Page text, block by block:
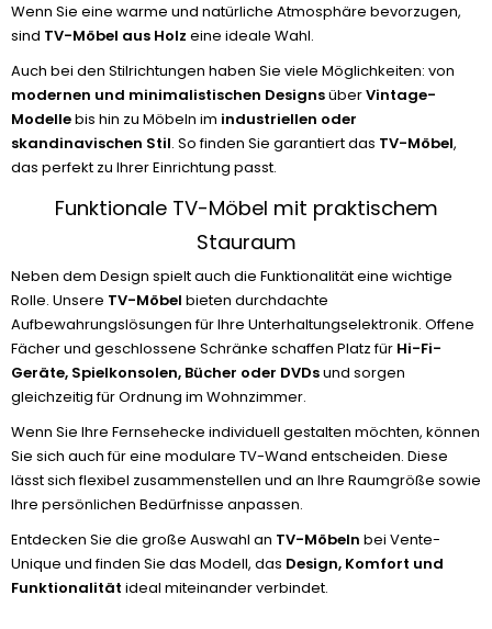
Wenn Sie eine warme und natürliche Atmosphäre bevorzugen,
sind TV-Möbel aus Holz eine ideale Wahl.
Auch bei den Stilrichtungen haben Sie viele Möglichkeiten: von
modernen und minimalistischen DesignsüberVintage-
Modellebis hin zu Möbeln im industriellen oder
skandinavischen Stil. So finden Sie garantiert das TV-Möbel,
das perfekt zu Ihrer Einrichtung passt.
Funktionale TV-Möbel mit praktischem
Stauraum
Neben dem Design spielt auch die Funktionalität eine wichtige
Rolle. Unsere TV-Möbel bieten durchdachte
Aufbewahrungslösungen für Ihre Unterhaltungselektronik. Offene
Fächer und geschlossene Schränke schaffen Platz für Hi-Fi-
Geräte, Spielkonsolen, Bücher oder DVDsund sorgen
gleichzeitig für Ordnung im Wohnzimmer.
Wenn Sie Ihre Fernsehecke individuell gestalten möchten, können
Sie sich auch für eine modulare TV-Wand entscheiden. Diese
lässt sich flexibel zusammenstellen und an Ihre Raumgröße sowie
Ihre persönlichen Bedürfnisse anpassen.
Entdecken Sie die große Auswahl an TV-Möbeln bei Vente-
Unique und finden Sie das Modell, das Design, Komfort und
Funktionalität ideal miteinander verbindet.